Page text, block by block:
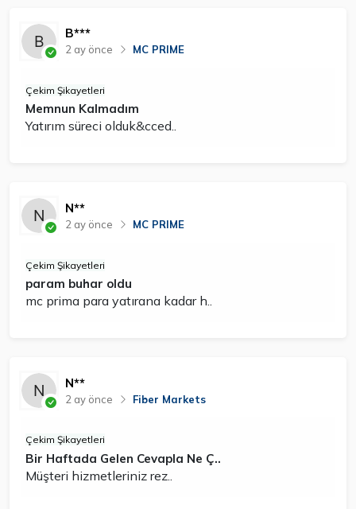
B***
2 ay önce MC PRIME
Çekim Şikayetleri
Memnun Kalmadım
Yatırım süreci olduk&cced..
N**
2 ay önce MC PRIME
Çekim Şikayetleri
param buhar oldu
mc prima para yatırana kadar h..
N**
2 ay önce Fiber Markets
Çekim Şikayetleri
Bir Haftada Gelen Cevapla Ne Ç..
Müşteri hizmetleriniz rez..